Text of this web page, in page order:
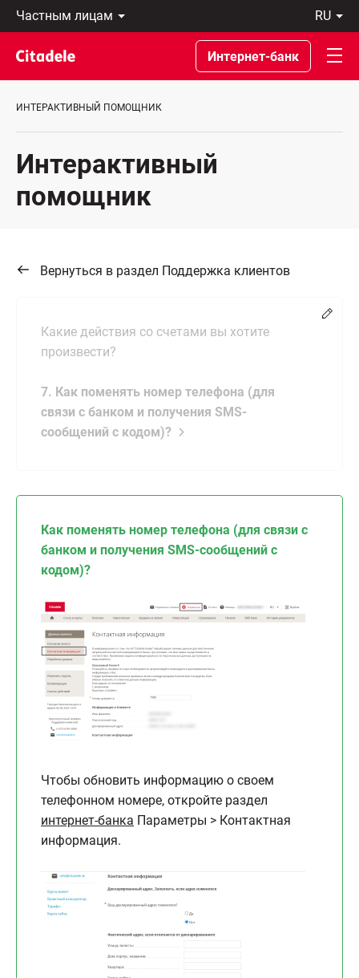
Частным
лицам
Предприятиям
Private
Banking
банке
ru
Latviski
По-
русски
In
Интернет-банк
ИНТЕРАКТИВНЫЙ ПОМОЩНИК
Интерактивный
помощник
Вернуться в раздел Поддержка клиентов
Какие действия со счетами вы хотите
произвести?
7. Как поменять номер телефона (для
связи с банком и получения SMS-
сообщений с кодом)?
Как поменять номер телефона (для связи с
банком и получения SMS-сообщений с
кодом)?
Чтобы обновить информацию о своем
телефонном номере, откройте раздел
интернет-банка Параметры > Контактная
информация.